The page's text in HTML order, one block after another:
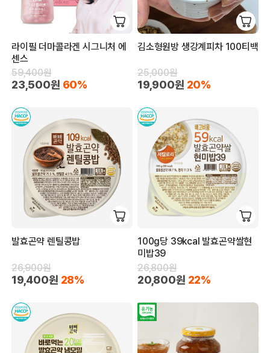
라이필 더마콜라겐 시그니처 에
센스
59,400원
23,500원 60%
김소형원방 생강계피차 100티백
25,000원
19,900원 20%
발효곤약 렌틸콩밥
26,900원
19,400원 28%
100g당 39kcal 발효곤약쌀현
미밥39
26,800원
20,800원 22%